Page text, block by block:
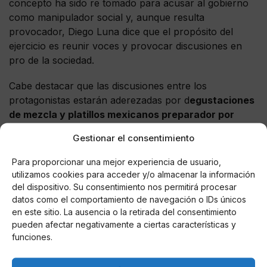
Gestionar el consentimiento
Para proporcionar una mejor experiencia de usuario,
utilizamos cookies para acceder y/o almacenar la información
del dispositivo. Su consentimiento nos permitirá procesar
datos como el comportamiento de navegación o IDs únicos
en este sitio. La ausencia o la retirada del consentimiento
pueden afectar negativamente a ciertas características y
funciones.
concepto ha sido re tomado para acusar al gobierno
como manipulador social y, aunque resulta
provocador, Diego Luna dice que el propósito del
ejercicio es reunir voces y provocar discusiones en
pro de la sociedad.
Cabe destacar que las discusiones entre los
protagonistas estarán aderezadas por degustaciones
de mezcla y platillos mexicanos preparador por
crítica ante este ejercicio, del cual, en palabras del
propio Diego, seguro habrá risas y discrepancias,
pues dijo, “así es México, un país de encuentros y
desencuentros”.
Perro Páramo